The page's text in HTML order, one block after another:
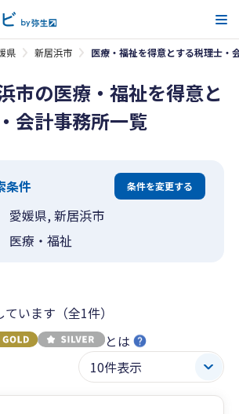
県 新居浜市 医療・福祉を得意とする税理士・
市の医療・福祉を得意と
会計事務所一覧
条件 条件を変更する
愛媛県, 新居浜市
医療・福祉
います（全1件）
とは